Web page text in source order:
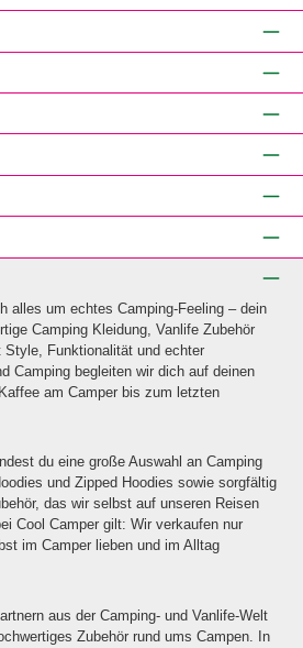
alles um echtes Camping-Feeling – dein
Camping Kleidung, Vanlife Zubehör
Style, Funktionalität und echter
Camping begleiten wir dich auf deinen
am Camper bis zum letzten
du eine große Auswahl an Camping
und Zipped Hoodies sowie sorgfältig
das wir selbst auf unseren Reisen
Cool Camper gilt: Wir verkaufen nur
im Camper lieben und im Alltag
aus der Camping- und Vanlife-Welt
Zubehör rund ums Campen. In